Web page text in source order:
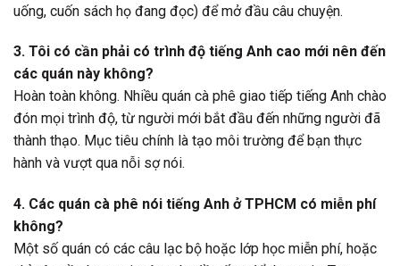
uống, cuốn sách họ đang đọc) để mở đầu câu chuyện.
3. Tôi có cần phải có trình độ tiếng Anh cao mới nên đến
các quán này không?
Hoàn toàn không. Nhiều quán cà phê giao tiếp tiếng Anh chào
đón mọi trình độ, từ người mới bắt đầu đến những người đã
thành thạo. Mục tiêu chính là tạo môi trường để bạn thực
hành và vượt qua nỗi sợ nói.
4. Các quán cà phê nói tiếng Anh ở TPHCM có miễn phí
không?
Một số quán có các câu lạc bộ hoặc lớp học miễn phí, hoặc